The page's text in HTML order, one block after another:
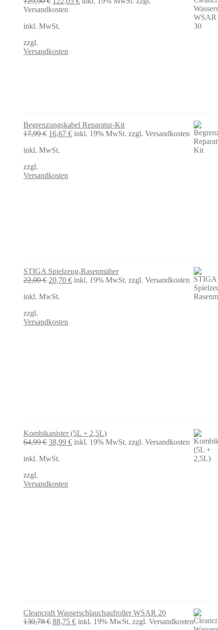
Preis
129,90 €
Versandkosten
inkl. MwSt.
zzgl.
Versandkosten
Begrenzungskabel Reparatur-Kit
17,99€ Ursprünglicher
war:
16,67 €Aktueller
inkl. 19% MwSt. zzgl. Versandkosten
inkl. MwSt.
zzgl.
Versandkosten
STIGA Spielzeug-Rasenmäher
22,00€ Ursprünglicher
war:
20,70 €Aktueller
inkl. 19% MwSt. zzgl. Versandkosten
inkl. MwSt.
zzgl.
Versandkosten
Kombikanister (5L + 2,5L)
64,99€ Ursprünglicher
war:
38,99 €Aktueller
inkl. 19% MwSt. zzgl. Versandkosten
inkl. MwSt.
zzgl.
Versandkosten
Cleancraft Wasserschlauchaufroller WSAR 20
130,78€ Ursprünglicher
88,75 €Aktueller
inkl. 19% MwSt. zzgl. Versandkosten